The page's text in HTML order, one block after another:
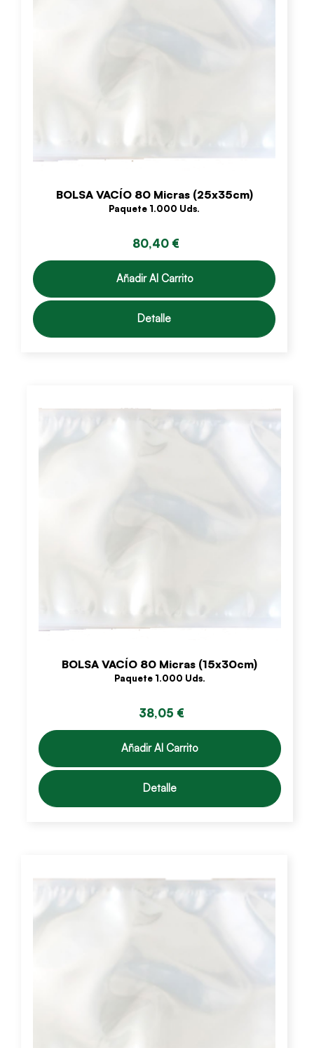
BOLSA VACÍO 80 Micras (25x35cm)
Paquete 1.000 Uds.
80,40 €
Añadir Al Carrito
Detalle
BOLSA VACÍO 80 Micras (15x30cm)
Paquete 1.000 Uds.
38,05 €
Añadir Al Carrito
Detalle